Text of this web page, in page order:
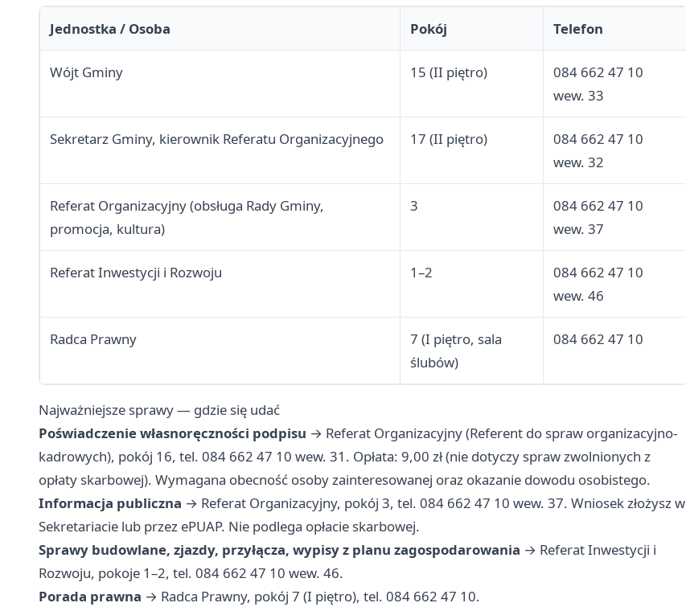
Jednostka / Osoba Pokój Telefon
Wójt Gminy 15 (II piętro)
084 662 47 10
wew. 33
Sekretarz Gminy, kierownik Referatu Organizacyjnego 17 (II piętro)
084 662 47 10
wew. 32
Referat Organizacyjny (obsługa Rady Gminy,
promocja, kultura)
3
084 662 47 10
wew. 37
Referat Inwestycji i Rozwoju 1–2
084 662 47 10
wew. 46
Radca Prawny
7 (I piętro, sala
ślubów)
084 662 47 10
Najważniejsze sprawy — gdzie się udać
Poświadczenie własnoręczności podpisu → Referat Organizacyjny (Referent do spraw organizacyjno-
kadrowych), pokój 16, tel. 084 662 47 10 wew. 31. Opłata: 9,00 zł (nie dotyczy spraw zwolnionych z
opłaty skarbowej). Wymagana obecność osoby zainteresowanej oraz okazanie dowodu osobistego.
Informacja publiczna → Referat Organizacyjny, pokój 3, tel. 084 662 47 10 wew. 37. Wniosek złożysz w
Sekretariacie lub przez ePUAP. Nie podlega opłacie skarbowej.
Sprawy budowlane, zjazdy, przyłącza, wypisy z planu zagospodarowania → Referat Inwestycji i
Rozwoju, pokoje 1–2, tel. 084 662 47 10 wew. 46.
Porada prawna → Radca Prawny, pokój 7 (I piętro), tel. 084 662 47 10.